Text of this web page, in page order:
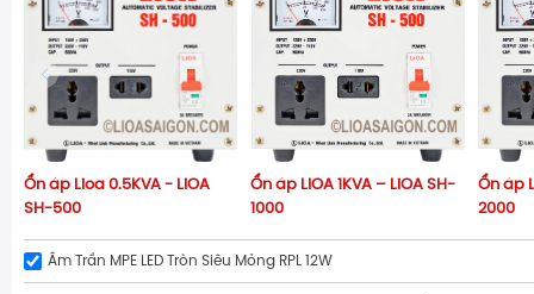
Ổn áp Lioa 0.5KVA - LiOA
SH-500
Ổn áp LIOA 1KVA – LiOA SH-
1000
Ổn áp
2000
Âm Trần MPE LED Tròn Siêu Mỏng RPL 12W